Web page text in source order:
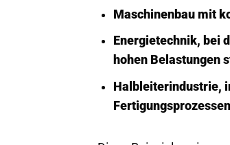
Maschinenbau mit
Energietechnik, bei
hohen Belastungen
Halbleiterindustrie,